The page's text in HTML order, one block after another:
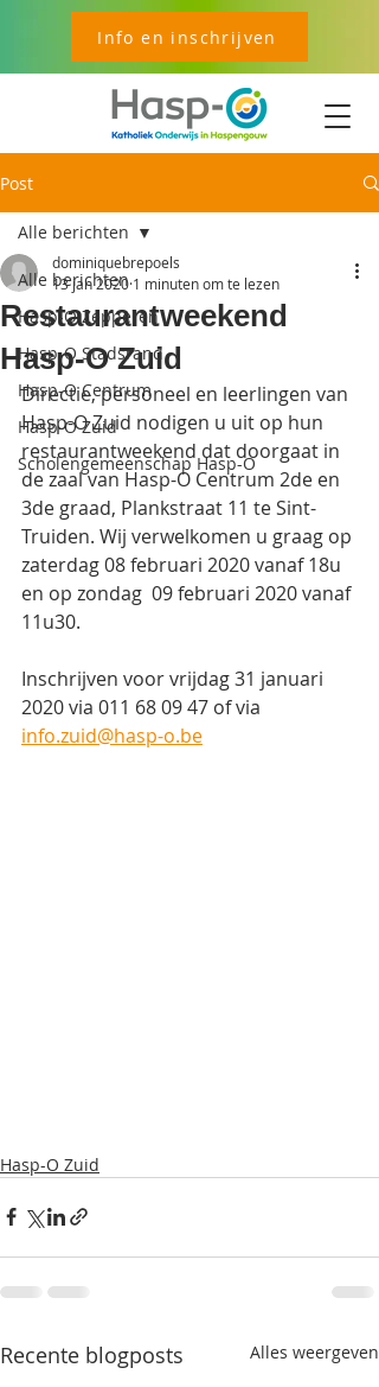
Info en inschrijven
Post
Alle berichten
Hasp-O Zepperen
Hasp-O Stadsrand
Hasp-O Centrum
Hasp-O Zuid
Scholengemeenschap Hasp-O
Alle berichten
Restaurantweekend
Hasp-O Zuid
dominiquebrepoels
13 jan 2020 1 minuten om te lezen
Directie, personeel en leerlingen van
Hasp-O Zuid nodigen u uit op hun
restaurantweekend dat doorgaat in
de zaal van Hasp-O Centrum 2de en
3de graad, Plankstraat 11 te Sint-
Truiden. Wij verwelkomen u graag op
zaterdag 08 februari 2020 vanaf 18u
en op zondag  09 februari 2020 vanaf
11u30.
Inschrijven voor vrijdag 31 januari
2020 via 011 68 09 47 of via
info.zuid@hasp-o.be
Hasp-O Zuid
Recente blogposts Alles weergeven